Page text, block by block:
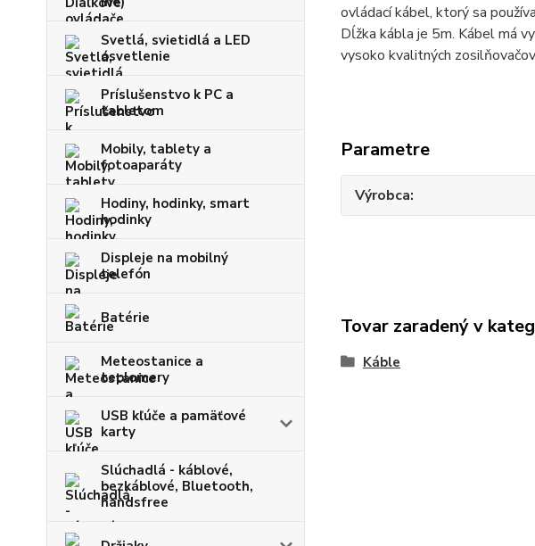
Svetlá, svietidlá a LED
osvetlenie
Príslušenstvo k PC a
tabletom
Mobily, tablety a
fotoaparáty
Hodiny, hodinky, smart
hodinky
Displeje na mobilný
telefón
Batérie
Meteostanice a
teplomery
USB kľúče a pamäťové
karty
Slúchadlá - káblové,
bezkáblové, Bluetooth,
handsfree
ovládací kábel, ktorý sa
Dĺžka kábla je 5m. Kábel má
vysoko kvalitných
Parametre
Výrobca
Tovar zaradený v
Káble